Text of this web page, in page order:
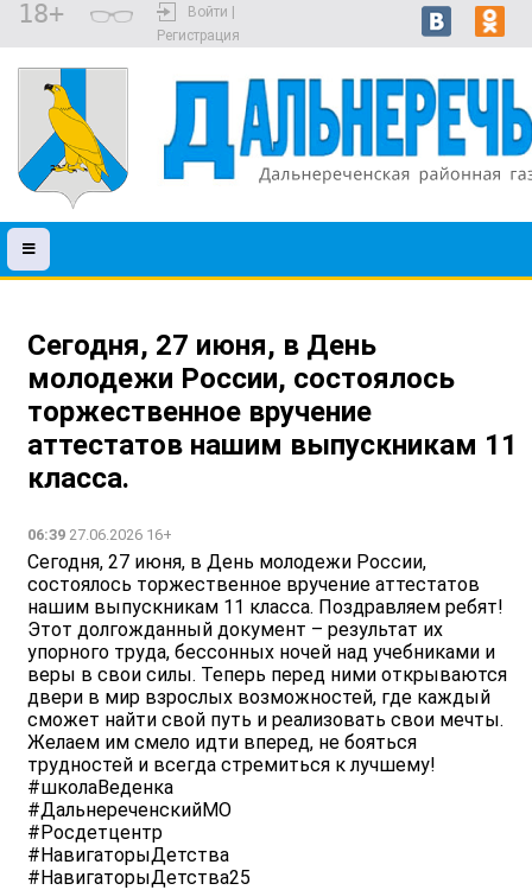
18+
Войти |
Регистрация
Сегодня, 27 июня, в День
молодежи России, состоялось
торжественное вручение
аттестатов нашим выпускникам 11
класса.
06:39 27.06.2026 16+
Сегодня, 27 июня, в День молодежи России,
состоялось торжественное вручение аттестатов
нашим выпускникам 11 класса. Поздравляем ребят!
Этот долгожданный документ – результат их
упорного труда, бессонных ночей над учебниками и
веры в свои силы. Теперь перед ними открываются
двери в мир взрослых возможностей, где каждый
сможет найти свой путь и реализовать свои мечты.
Желаем им смело идти вперед, не бояться
трудностей и всегда стремиться к лучшему!
#школаВеденка
#ДальнереченскийМО
#Росдетцентр
#НавигаторыДетства
#НавигаторыДетства25